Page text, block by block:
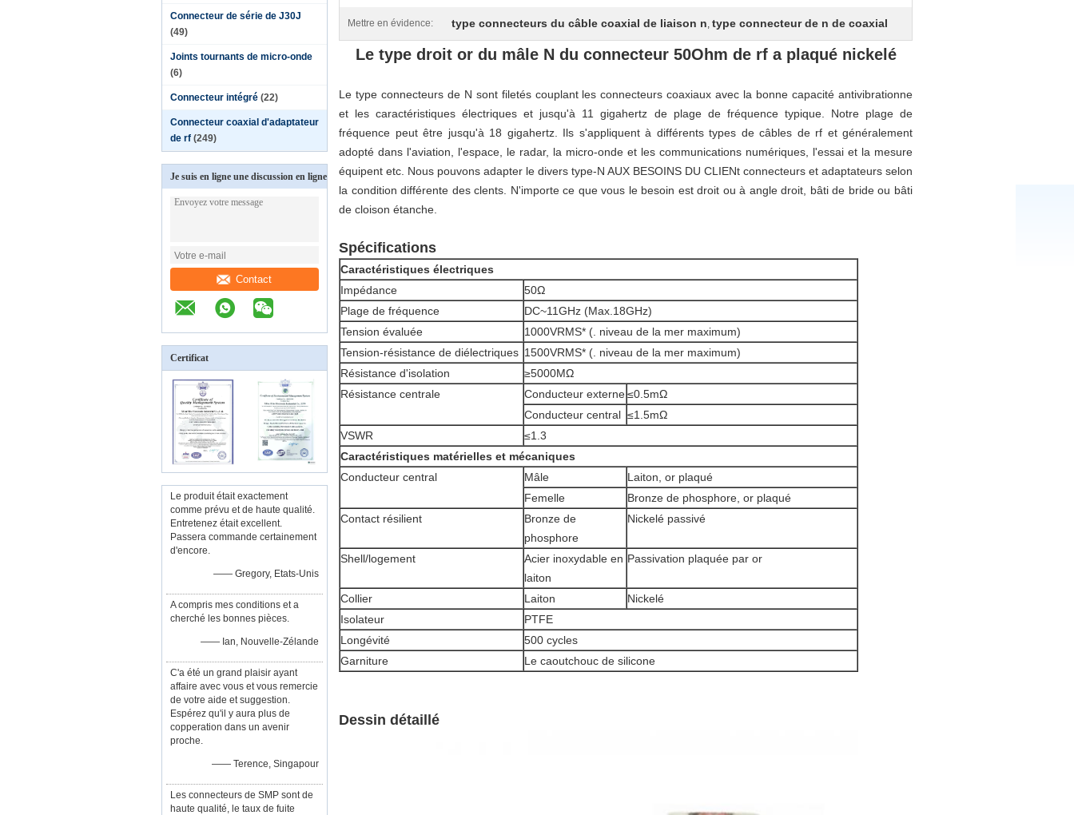
Connecteur de série de J30J
(49)
Joints tournants de micro-onde
(6)
Connecteur intégré (22)
Connecteur coaxial d'adaptateur
de rf (249)
Je suis en ligne une discussion en ligne
Contact
Certificat
Le produit était exactement
comme prévu et de haute qualité.
Entretenez était excellent.
Passera commande certainement
d'encore.
—— Gregory, Etats-Unis
A compris mes conditions et a
cherché les bonnes pièces.
—— Ian, Nouvelle-Zélande
C'a été un grand plaisir ayant
affaire avec vous et vous remercie
de votre aide et suggestion.
Espérez qu'il y aura plus de
copperation dans un avenir
proche.
—— Terence, Singapour
Les connecteurs de SMP sont de
haute qualité, le taux de fuite
Mettre en évidence: type connecteurs du câble coaxial de liaison n, type connecteur de n de coaxial
Le type droit or du mâle N du connecteur 50Ohm de rf a plaqué nickelé
Le type connecteurs de N sont filetés couplant les connecteurs coaxiaux avec la bonne capacité antivibrationne
et les caractéristiques électriques et jusqu'à 11 gigahertz de plage de fréquence typique. Notre plage de
fréquence peut être jusqu'à 18 gigahertz. Ils s'appliquent à différents types de câbles de rf et généralement
adopté dans l'aviation, l'espace, le radar, la micro-onde et les communications numériques, l'essai et la mesure
équipent etc. Nous pouvons adapter le divers type-N AUX BESOINS DU CLIENt connecteurs et adaptateurs selon
la condition différente des clents. N'importe ce que vous le besoin est droit ou à angle droit, bâti de bride ou bâti
de cloison étanche.
Spécifications
Caractéristiques électriques
Impédance
50Ω
Plage de fréquence
DC~11GHz (Max.18GHz)
Tension évaluée
1000VRMS* (. niveau de la mer maximum)
Tension-résistance de diélectriques 1500VRMS* (. niveau de la mer maximum)
Résistance d'isolation
≥5000MΩ
Résistance centrale
Conducteur externe≤0.5mΩ
Conducteur central ≤1.5mΩ
VSWR
≤1.3
Caractéristiques matérielles et mécaniques
Conducteur central
Mâle
Laiton, or plaqué
Femelle
Bronze de phosphore, or plaqué
Contact résilient
Bronze de
phosphore
Nickelé passivé
Shell/logement
Acier inoxydable en
laiton
Passivation plaquée par or
Collier Laiton
Nickelé
Isolateur
PTFE
Longévité
500 cycles
Garniture
Le caoutchouc de silicone
Dessin détaillé